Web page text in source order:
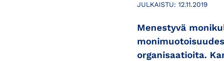
JULKAISTU: 12.11.2019
Menestyvä
organisaatioita.